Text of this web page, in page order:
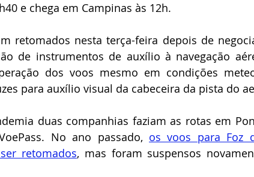
e chega em Campinas às 12h.
retomados nesta terça-feira depois de
de instrumentos de auxílio à navegação
dos voos mesmo em condições
para auxílio visual da cabeceira da pista do
duas companhias faziam as rotas em
No ano passado, os voos para Foz
retomados, mas foram suspensos